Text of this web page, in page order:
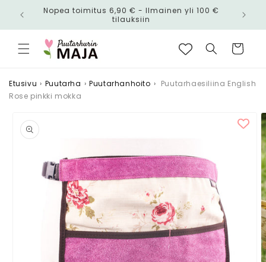
siirry
Nopea toimitus 6,90 € - Ilmainen yli 100 €
tilauksiin
Ostoskori
Etusivu › Puutarha › Puutarhanhoito › Puutarhaesiliina English
Rose pinkki mokka
tuotetietoihin